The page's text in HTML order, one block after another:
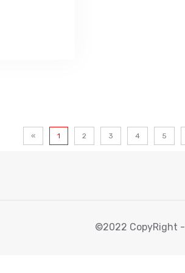
« 1 2 3 4 5
©2022 CopyRight -